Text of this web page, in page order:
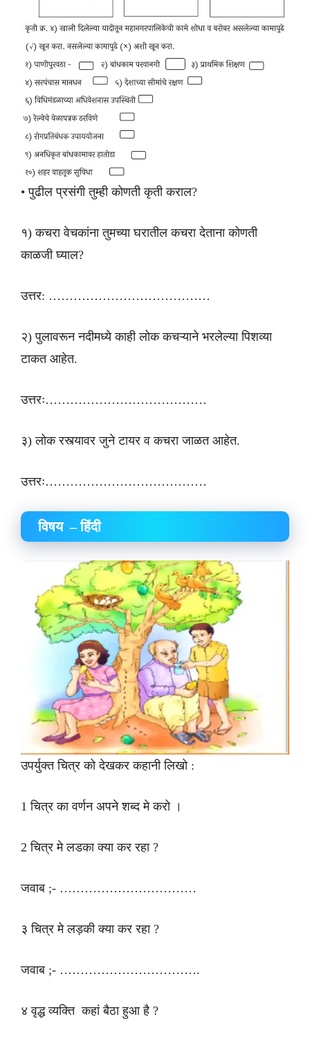
• पुढील प्रसंगी तुम्ही कोणती कृती कराल?
१) कचरा वेचकांना तुमच्या घरातील कचरा देताना कोणती
काळजी घ्याल?
उत्तर: …………………………………
२) पुलावरून नदीमध्ये काही लोक कचऱ्याने भरलेल्या पिशव्या
टाकत आहेत.
उत्तरः…………………………………
३) लोक रस्त्यावर जुने टायर व कचरा जाळत आहेत.
उत्तरः…………………………………
विषय – हिंदी
उपर्युक्त चित्र को देखकर कहानी लिखो :
1 चित्र का वर्णन अपने शब्द मे करो ।
2 चित्र मे लडका क्या कर रहा ?
जवाब ;- ……………………………
३ चित्र मे लड़की क्या कर रहा ?
जवाब ;- …………………………….
४ वृद्ध व्यक्ति कहां बैठा हुआ है ?